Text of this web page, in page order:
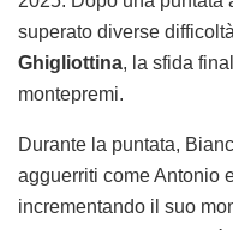
superato diverse
Ghigliottina, la sfida
montepremi.
Durante la puntata,
agguerriti come Antonio
incrementando il suo